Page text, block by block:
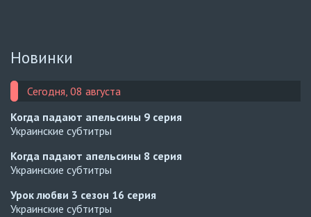
Новинки
Сегодня, 08 августа
Когда падают апельсины 9 серия
Украинские субтитры
Когда падают апельсины 8 серия
Украинские субтитры
Урок любви 3 сезон 16 серия
Украинские субтитры